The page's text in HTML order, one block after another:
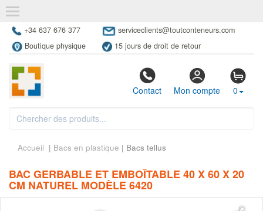
+34 637 676 377
serviceclients@toutconteneurs.com
Boutique physique
15 jours de droit de retour
Contact Mon compte 0
Accueil | Bacs en plastique | Bacs tellus
BAC GERBABLE ET EMBOÎTABLE 40 X 60 X 20
CM NATUREL MODÈLE 6420